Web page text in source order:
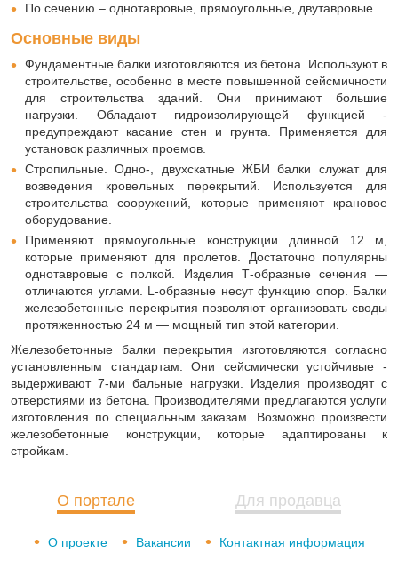
По сечению – однотавровые, прямоугольные, двутавровые.
Основные виды
Фундаментные балки изготовляются из бетона. Используют в
строительстве, особенно в месте повышенной сейсмичности
для строительства зданий. Они принимают большие
нагрузки. Обладают гидроизолирующей функцией -
предупреждают касание стен и грунта. Применяется для
установок различных проемов.
Стропильные. Одно-, двухскатные ЖБИ балки служат для
возведения кровельных перекрытий. Используется для
строительства сооружений, которые применяют крановое
оборудование.
Применяют прямоугольные конструкции длинной 12 м,
которые применяют для пролетов. Достаточно популярны
однотавровые с полкой. Изделия Т-образные сечения —
отличаются углами. L-образные несут функцию опор. Балки
железобетонные перекрытия позволяют организовать своды
протяженностью 24 м — мощный тип этой категории.
Железобетонные балки перекрытия изготовляются согласно
установленным стандартам. Они сейсмически устойчивые -
выдерживают 7-ми бальные нагрузки. Изделия производят с
отверстиями из бетона. Производителями предлагаются услуги
изготовления по специальным заказам. Возможно произвести
железобетонные конструкции, которые адаптированы к
стройкам.
О портале Для продавца
О проекте Вакансии Контактная информация